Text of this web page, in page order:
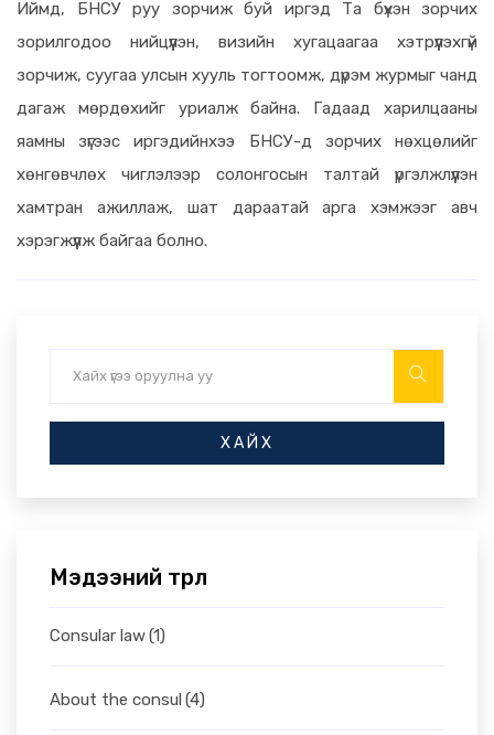
Иймд, БНСУ руу зорчиж буй иргэд Та бүхэн зорчих
зорилгодоо нийцүүлэн, визийн хугацаагаа хэтрүүлэхгүй
зорчиж, суугаа улсын хууль тогтоомж, дүрэм журмыг чанд
дагаж мөрдөхийг уриалж байна. Гадаад харилцааны
яамны зүгээс иргэдийнхээ БНСУ-д зорчих нөхцөлийг
хөнгөвчлөх чиглэлээр солонгосын талтай үргэлжлүүлэн
хамтран ажиллаж, шат дараатай арга хэмжээг авч
хэрэгжүүлж байгаа болно.
ХАЙХ
Мэдээний төрөл
Consular law(1)
About the consul (4)